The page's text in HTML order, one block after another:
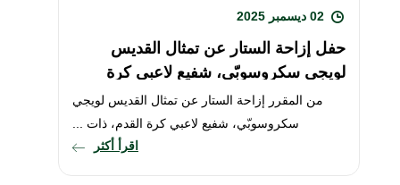
حفل إزاحة الستار عن تمثال القديس
لويجي سكروسوبّي، شفيع لاعبي كرة
القدم، يوم الخميس 5 كانون ...
من المقرر إزاحة الستار عن تمثال القديس لويجي
سكروسوبّي، شفيع لاعبي كرة القدم، ذات ...
اقرأ أكثر